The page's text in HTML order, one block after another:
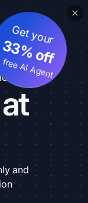
Get your
33% off
AI Agent
and